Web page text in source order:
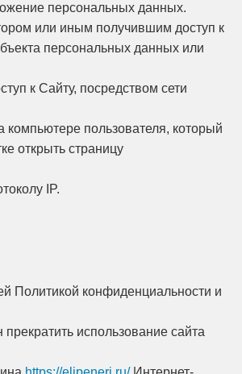
персональных данных.
или иным получившим доступ к
персональных данных или
к Сайту, посредством сети
пользователя, который
открыть страницу
IP.
Политикой конфиденциальности и
использование сайта